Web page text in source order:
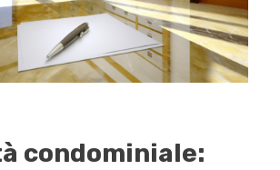
condominiale: